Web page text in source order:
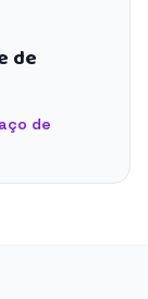
de
de